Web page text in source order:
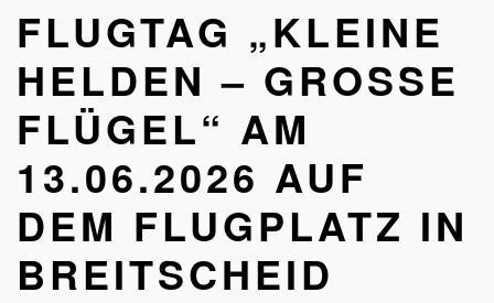
Flugplatz
in
Breitscheid
FLUGTAG „KLEINE
HELDEN – GROSSE F
LÜGEL“ AM 1
3.06.2026 AUF D
EM FLUGPLATZ IN B
REITSCHEID